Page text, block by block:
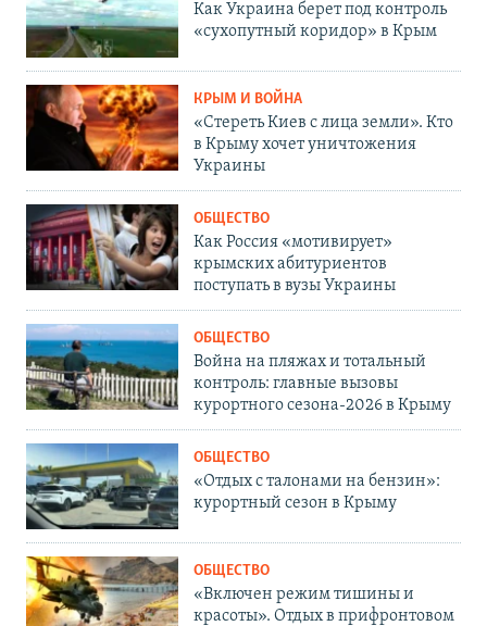
Как Украина берет под контроль
«сухопутный коридор» в Крым
КРЫМ И ВОЙНА
«Стереть Киев с лица земли». Кто
в Крыму хочет уничтожения
Украины
ОБЩЕСТВО
Как Россия «мотивирует»
крымских абитуриентов
поступать в вузы Украины
ОБЩЕСТВО
Война на пляжах и тотальный
контроль: главные вызовы
курортного сезона-2026 в Крыму
ОБЩЕСТВО
«Отдых с талонами на бензин»:
курортный сезон в Крыму
ОБЩЕСТВО
«Включен режим тишины и
красоты». Отдых в прифронтовом